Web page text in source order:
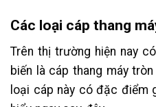
Các loại cáp thang
Trên thị trường hiện nay
biến là cáp thang máy
loại cáp này có đặc điểm